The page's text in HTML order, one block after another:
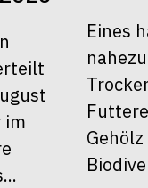
im
Eines